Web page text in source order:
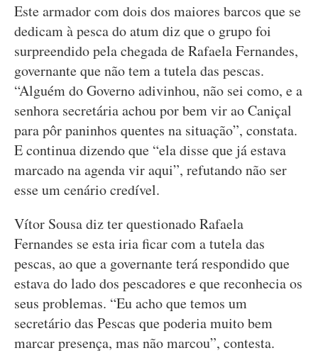
Este armador com dois dos maiores barcos que se
dedicam à pesca do atum diz que o grupo foi
surpreendido pela chegada de Rafaela Fernandes,
governante que não tem a tutela das pescas.
“Alguém do Governo adivinhou, não sei como, e a
senhora secretária achou por bem vir ao Caniçal
para pôr paninhos quentes na situação”, constata.
E continua dizendo que “ela disse que já estava
marcado na agenda vir aqui”, refutando não ser
esse um cenário credível.
Vítor Sousa diz ter questionado Rafaela
Fernandes se esta iria ficar com a tutela das
pescas, ao que a governante terá respondido que
estava do lado dos pescadores e que reconhecia os
seus problemas. “Eu acho que temos um
secretário das Pescas que poderia muito bem
marcar presença, mas não marcou”, contesta.